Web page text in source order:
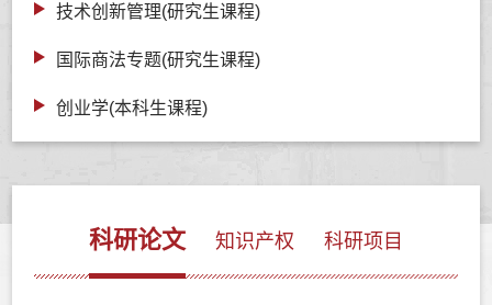
技术创新管理(研究生课程)
国际商法专题(研究生课程)
创业学(本科生课程)
科研论文 知识产权 科研项目